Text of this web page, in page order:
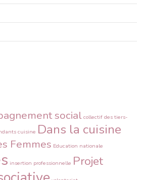
socialcollectif des tiers-
cuisine Dans la cuisine
Femmes Education nationale
insertion professionnelle Projet